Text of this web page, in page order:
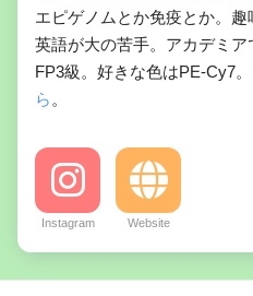
エピゲノムとか免疫とか。趣
英語が大の苦手。アカデミア
FP3級。好きな色はPE-Cy7
ら 。
Instagram Website